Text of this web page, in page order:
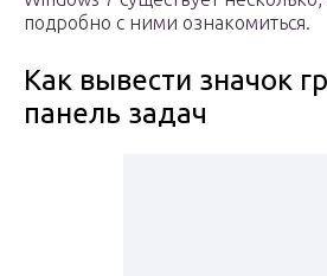
подробно с ними ознакомиться.
Как вывести значок
панель задач